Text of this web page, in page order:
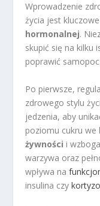
Wprowadzenie
życia jest
hormonalnej.
skupić się na kilku
poprawić
Po pierwsze,
zdrowego stylu
jedzenia, aby
poziomu cukru we
żywności i
warzywa oraz
wpływa na
insulina czy